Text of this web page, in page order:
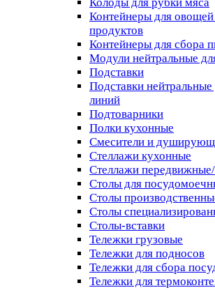
Контейнеры для
продуктов
Контейнеры для сбора
Модули нейтральные
Подставки
Подставки
линий
Подтоварники
Полки кухонные
Смесители и
Стеллажи кухонные
Стеллажи
Столы для
Столы
Столы
Столы-вставки
Тележки грузовые
Тележки для подносов
Тележки для сбора
Тележки для